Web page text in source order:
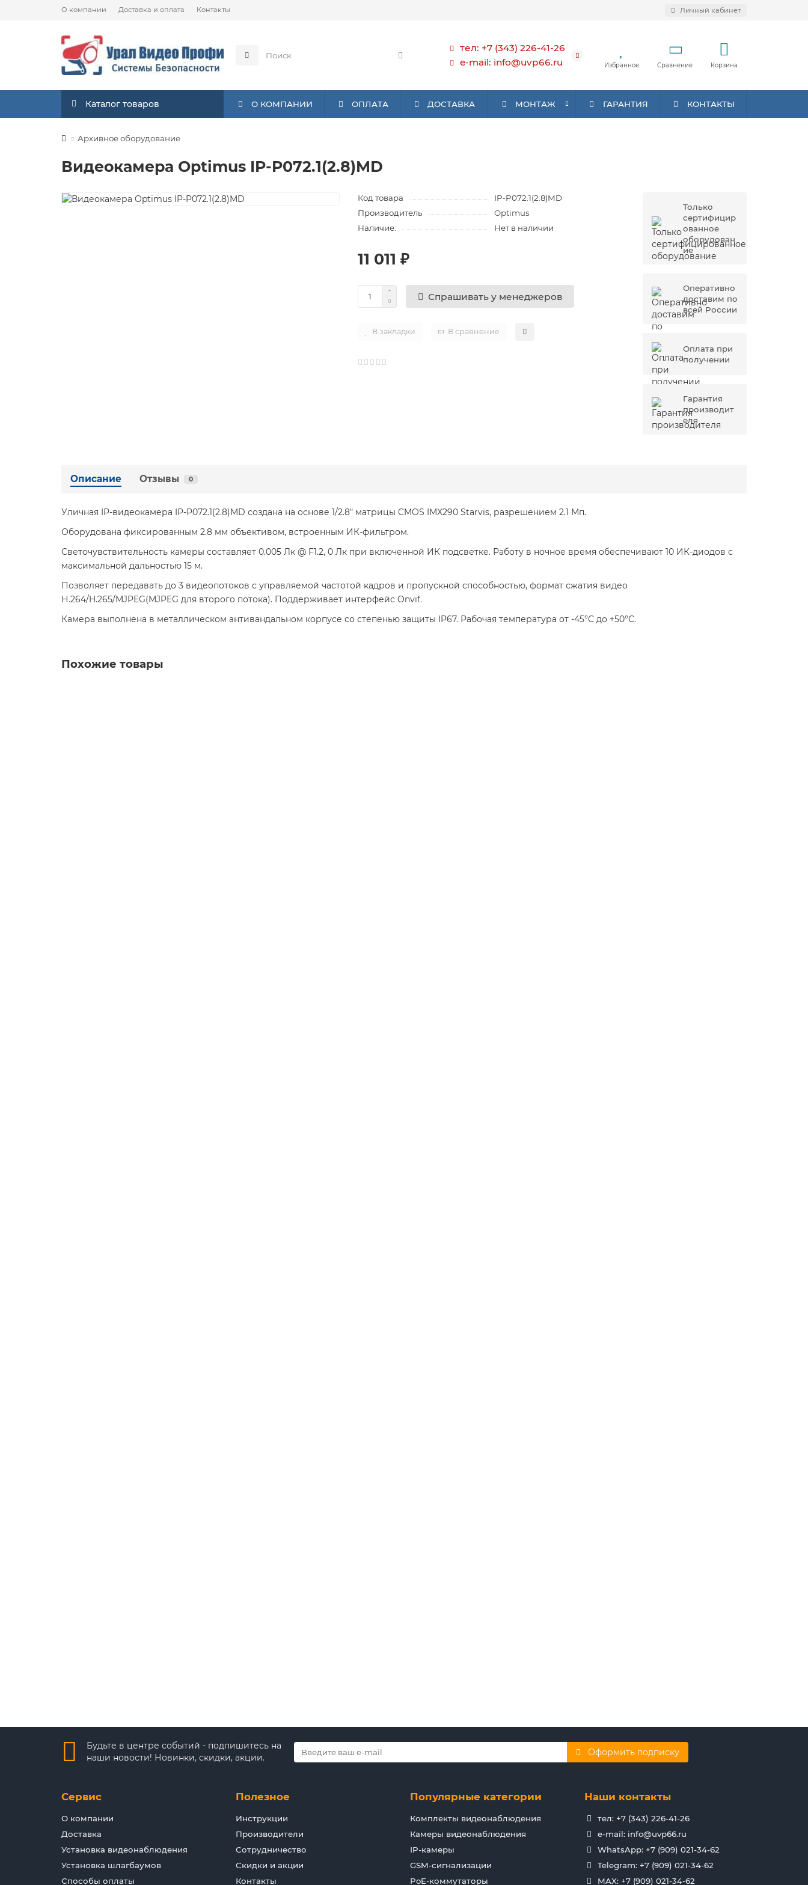
О компании Доставка и оплата Контакты Личный кабинет
тел: +7 (343) 226-41-26
e-mail: info@uvp66.ru
Избранное Сравнение Корзина
Каталог товаров О КОМПАНИИ ОПЛАТА ДОСТАВКА МОНТАЖ ГАРАНТИЯ КОНТАКТЫ
Архивное оборудование
Видеокамера Optimus IP-P072.1(2.8)MD
Код товара
IP-P072.1(2.8)MD
Производитель
Optimus
Наличие:
Нет в наличии
11 011 ₽
Спрашивать у менеджеров
В закладки В сравнение
Только
сертифицир
ованное
оборудован
ие
Оперативно
доставим по
всей России
Оплата при
получении
Гарантия
производит
еля
Описание Отзывы 0
Уличная IP-видеокамера IP-P072.1(2.8)MD создана на основе 1/2.8" матрицы CMOS IMX290 Starvis, разрешением 2.1 Мп.
Оборудована фиксированным 2.8 мм объективом, встроенным ИК-фильтром.
Светочувствительность камеры составляет 0.005 Лк @ F1.2, 0 Лк при включенной ИК подсветке. Работу в ночное время обеспечивают 10 ИК-диодов с
максимальной дальностью 15 м.
Позволяет передавать до 3 видеопотоков с управляемой частотой кадров и пропускной способностью, формат сжатия видео
Н.264/H.265/MJPEG(MJPEG для второго потока). Поддерживает интерфейс Onvif.
Камера выполнена в металлическом антивандальном корпусе со степенью защиты IP67. Рабочая температура от -45°С до +50°С.
Похожие товары
Будьте в центре событий - подпишитесь на
наши новости! Новинки, скидки, акции.
Оформить подписку
Сервис
О компании
Доставка
Установка видеонаблюдения
Установка шлагбаумов
Способы оплаты
Полезное
Инструкции
Производители
Сотрудничество
Скидки и акции
Контакты
Популярные категории
Комплекты видеонаблюдения
Камеры видеонаблюдения
IP-камеры
GSM-сигнализации
PoE-коммутаторы
Наши контакты
тел: +7 (343) 226-41-26
e-mail: info@uvp66.ru
WhatsApp: +7 (909) 021-34-62
Telegram: +7 (909) 021-34-62
MAX: +7 (909) 021-34-62